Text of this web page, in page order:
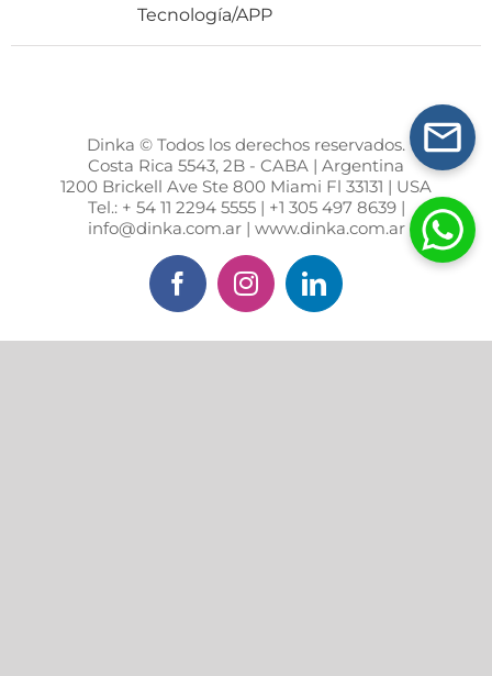
Tecnología/APP
Dinka © Todos los derechos reservados.
Costa Rica 5543, 2B - CABA | Argentina
1200 Brickell Ave Ste 800 Miami Fl 33131 | USA
Tel.: + 54 11 2294 5555 | +1 305 497 8639 |
info@dinka.com.ar | www.dinka.com.ar
FacebookInstagramLinkedIn